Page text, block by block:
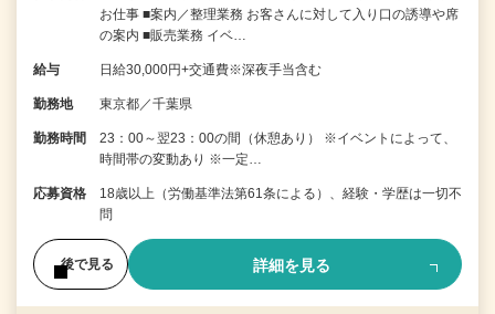
お仕事 ■案内／整理業務 お客さんに対して入り口の誘導や席
の案内 ■販売業務 イベ…
給与 日給30,000円+交通費※深夜手当含む
勤務地 東京都／千葉県
勤務時間
23：00～翌23：00の間（休憩あり） ※イベントによって、
時間帯の変動あり ※一定…
応募資格
18歳以上（労働基準法第61条による）、経験・学歴は一切不
問
後で見る 詳細を見る